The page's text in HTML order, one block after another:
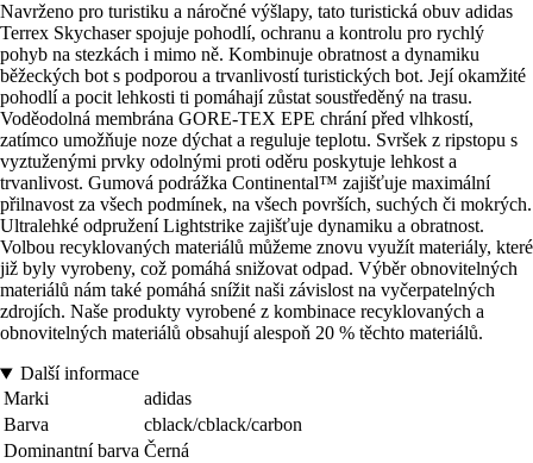
Navrženo pro turistiku a náročné výšlapy, tato turistická obuv adidas
Terrex Skychaser spojuje pohodlí, ochranu a kontrolu pro rychlý
pohyb na stezkách i mimo ně. Kombinuje obratnost a dynamiku
běžeckých bot s podporou a trvanlivostí turistických bot. Její okamžité
pohodlí a pocit lehkosti ti pomáhají zůstat soustředěný na trasu.
Voděodolná membrána GORE-TEX EPE chrání před vlhkostí,
zatímco umožňuje noze dýchat a reguluje teplotu. Svršek z ripstopu s
vyztuženými prvky odolnými proti oděru poskytuje lehkost a
trvanlivost. Gumová podrážka Continental™ zajišťuje maximální
přilnavost za všech podmínek, na všech površích, suchých či mokrých.
Ultralehké odpružení Lightstrike zajišťuje dynamiku a obratnost.
Volbou recyklovaných materiálů můžeme znovu využít materiály, které
již byly vyrobeny, což pomáhá snižovat odpad. Výběr obnovitelných
materiálů nám také pomáhá snížit naši závislost na vyčerpatelných
zdrojích. Naše produkty vyrobené z kombinace recyklovaných a
obnovitelných materiálů obsahují alespoň 20 % těchto materiálů.
Další informace
Marki
adidas
Barva
cblack/cblack/carbon
Dominantní barva Černá